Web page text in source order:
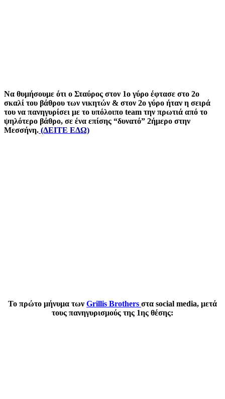
Να θυμήσουμε ότι ο Σταύρος στον 1ο γύρο έφτασε στο 2ο
σκαλί του βάθρου των νικητών & στον 2ο γύρο ήταν η σειρά
του να πανηγυρίσει με το υπόλοιπο team την πρωτιά από το
ψηλότερο βάθρο, σε ένα επίσης “δυνατό” 2ήμερο στην
Μεσσήνη. (ΔΕΙΤΕ ΕΔΩ)
Το πρώτο μήνυμα των Grillis Brothers στα social media, μετά
τους πανηγυρισμούς της 1ης θέσης: